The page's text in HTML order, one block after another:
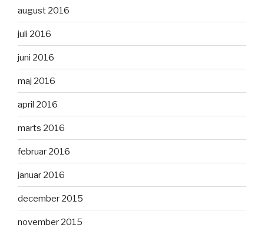
august 2016
juli 2016
juni 2016
maj 2016
april 2016
marts 2016
februar 2016
januar 2016
december 2015
november 2015